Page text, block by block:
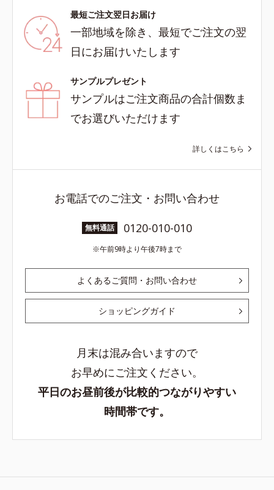
最短ご注文翌日お届け
一部地域を除き、最短でご注文の翌
日にお届けいたします
サンプルプレゼント
サンプルはご注文商品の合計個数ま
でお選びいただけます
詳しくはこちら
お電話でのご注文・お問い合わせ
無料通話 0120-010-010
午前9時より午後7時まで
よくあるご質問・お問い合わせ
ショッピングガイド
月末は混み合いますので
お早めにご注文ください。
平日のお昼前後が比較的つながりやすい
時間帯です。